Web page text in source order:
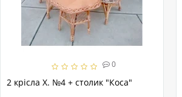
0
2 крісла Х. №4 + столик "Коса"